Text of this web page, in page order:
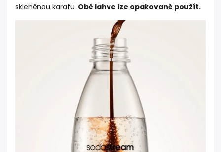
skleněnou karafu. Obě lahve lze opakovaně použít.